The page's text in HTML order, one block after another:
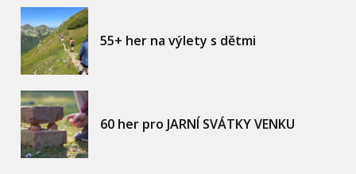
55+ her na výlety s dětmi
60 her pro JARNÍ SVÁTKY VENKU